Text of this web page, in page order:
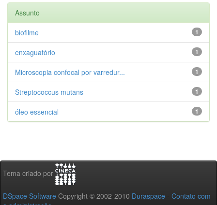
Assunto
1
biofilme
1
enxaguatório
1
Microscopia confocal por varredur...
1
Streptococcus mutans
1
óleo essencial
Tema criado por
DSpace Software Copyright © 2002-2010 Duraspace - Contato com